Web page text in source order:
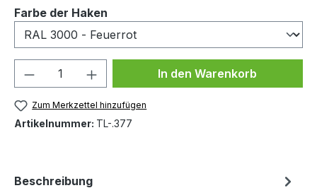
Farbe der Haken
Produkt Anzahl: Gib denIn den Warenkorb
Zum Merkzettel hinzufügen
Artikelnummer: TL-.377
Beschreibung